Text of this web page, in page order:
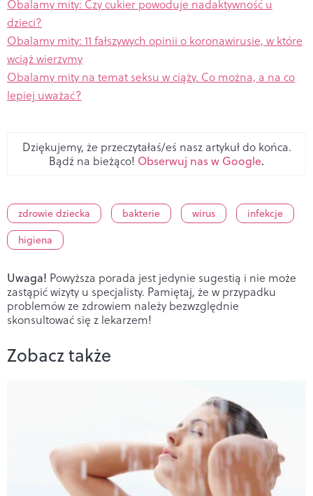
Obalamy mity: Czy cukier powoduje nadaktywność u
dzieci?
Obalamy mity: 11 fałszywych opinii o koronawirusie, w które
wciąż wierzymy
Obalamy mity na temat seksu w ciąży. Co można, a na co
lepiej uważać?
Dziękujemy, że przeczytałaś/eś nasz artykuł do końca.
Bądź na bieżąco! Obserwuj nas w Google.
zdrowie dziecka bakterie wirus
infekcje
higiena
Uwaga! Powyższa porada jest jedynie sugestią i nie może
zastąpić wizyty u specjalisty. Pamiętaj, że w przypadku
problemów ze zdrowiem należy bezwzględnie
skonsultować się z lekarzem!
Zobacz także